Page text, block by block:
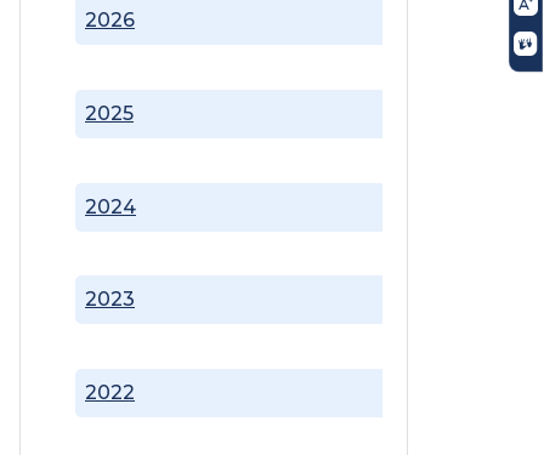
2022
2023
2024
2025
2026